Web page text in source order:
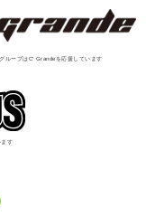
ループはC' Grandeを応援しています
ます